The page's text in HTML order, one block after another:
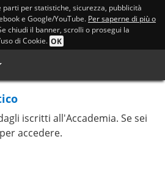
parti per statistiche, sicurezza, pubblicità
e Google/YouTube. Per saperne di più o
chiudi il banner, scrolli o prosegui la
di Cookie. OK
iscritti all'Accademia. Se sei
accedere.